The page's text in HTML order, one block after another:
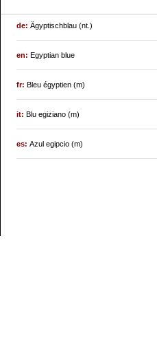
de:Ägyptischblau (nt.)
en:Egyptian blue
fr:Bleu égyptien (m)
it:Blu egiziano (m)
es:Azul egipcio (m)